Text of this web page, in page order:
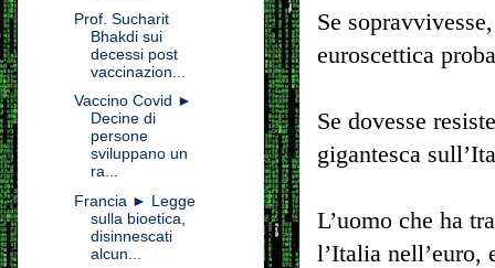
Se
euroscettica
Se dovesse
gigantesca
L’uomo che ha
l’Italia nell’euro,
Prof. Sucharit
Bhakdi sui
decessi post
vaccinazion...
Vaccino Covid ►
Decine di
persone
sviluppano un
ra...
Francia ► Legge
sulla bioetica,
disinnescati
alcun...